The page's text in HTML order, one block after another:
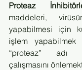
Proteaz
maddeleri,
yapabilmesi için
işlem
“proteaz” adı
çalışmasını